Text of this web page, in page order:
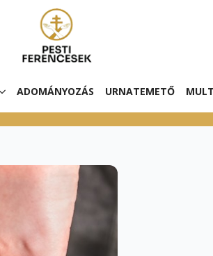
ADOMÁNYOZÁS URNATEMETŐ